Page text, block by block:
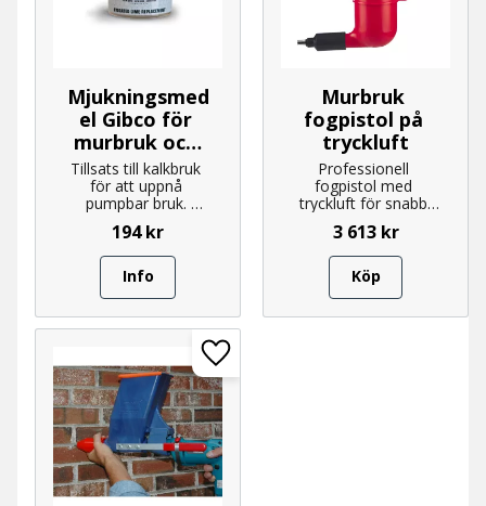
Mjukningsmed
el Gibco för
murbruk och
betong
Tillsats till kalkbruk
för att uppnå
pumpbar bruk.
Förhindrar
tilltäppning. Mindre
slitage av
fogpistolens rörliga
194kr
Info
Murbruk
fogpistol på
tryckluft
Professionell
fogpistol med
tryckluft för snabb
fogning.
3 613kr
Köp
Lägg till i favoriter